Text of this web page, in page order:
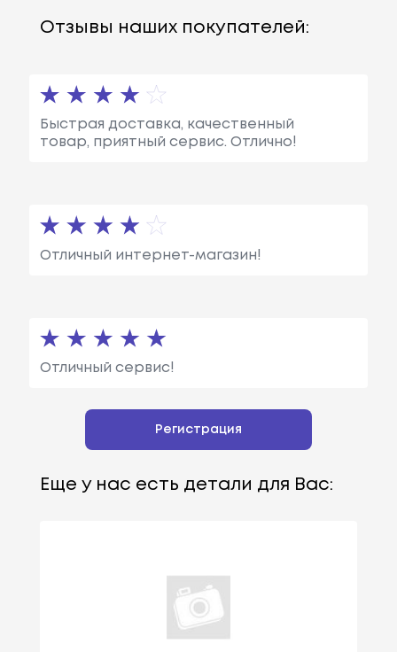
Отзывы наших покупателей:
Быстрая доставка, качественный
товар, приятный сервис. Отлично!
Отличный интернет-магазин!
Отличный сервис!
Регистрация
Еще у нас есть детали для Вас: